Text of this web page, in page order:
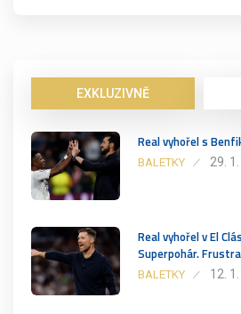
EXKLUZIVNĚ
Real vyhořel s
BALETKY 29.
Real vyhořel v El
Superpohár.
BALETKY 12.